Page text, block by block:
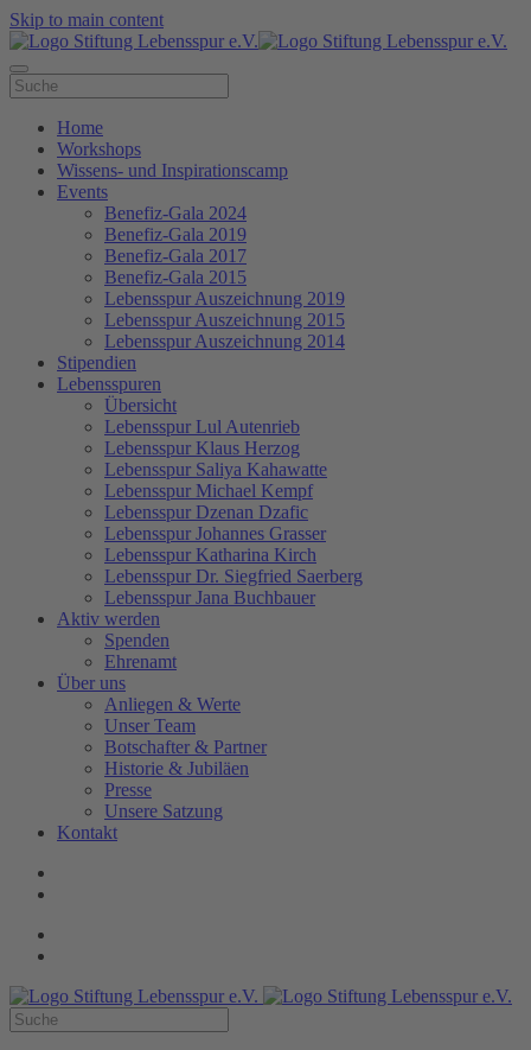
Skip to main content
Home
Workshops
Wissens- und Inspirationscamp
Events
Benefiz-Gala 2024
Benefiz-Gala 2019
Benefiz-Gala 2017
Benefiz-Gala 2015
Lebensspur Auszeichnung 2019
Lebensspur Auszeichnung 2015
Lebensspur Auszeichnung 2014
Stipendien
Lebensspuren
Übersicht
Lebensspur Lul Autenrieb
Lebensspur Klaus Herzog
Lebensspur Saliya Kahawatte
Lebensspur Michael Kempf
Lebensspur Dzenan Dzafic
Lebensspur Johannes Grasser
Lebensspur Katharina Kirch
Lebensspur Dr. Siegfried Saerberg
Lebensspur Jana Buchbauer
Aktiv werden
Spenden
Ehrenamt
Über uns
Anliegen & Werte
Unser Team
Botschafter & Partner
Historie & Jubiläen
Presse
Unsere Satzung
Kontakt